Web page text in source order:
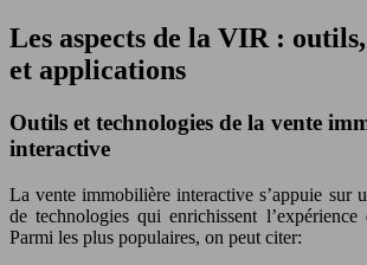
Les aspects de la VIR :
et applications
Outils et technologies de la vente
interactive
La vente immobilière interactive s’appuie sur
de technologies qui enrichissent l’expérience
Parmi les plus populaires, on peut citer: